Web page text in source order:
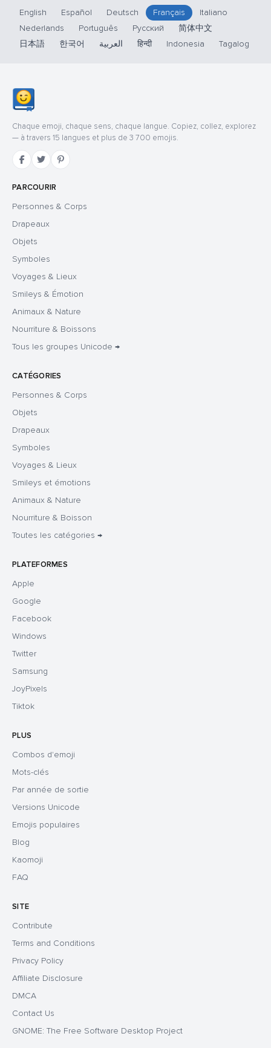
English Español Deutsch Français
Italiano
Nederlands
Português Русский
简体中文
日本語
한국어 العربية हिन्दी Indonesia Tagalog
Chaque emoji, chaque sens, chaque langue. Copiez, collez, explorez
— à travers 15 langues et plus de 3 700 emojis.
PARCOURIR
Personnes & Corps
Drapeaux
Objets
Symboles
Voyages & Lieux
Smileys & Émotion
Animaux & Nature
Nourriture & Boissons
Tous les groupes Unicode →
CATÉGORIES
Personnes & Corps
Objets
Drapeaux
Symboles
Voyages & Lieux
Smileys et émotions
Animaux & Nature
Nourriture & Boisson
Toutes les catégories →
PLATEFORMES
Apple
Google
Facebook
Windows
Twitter
Samsung
JoyPixels
Tiktok
PLUS
Combos d'emoji
Mots-clés
Par année de sortie
Versions Unicode
Emojis populaires
Blog
Kaomoji
FAQ
SITE
Contribute
Terms and Conditions
Privacy Policy
Affiliate Disclosure
DMCA
Contact Us
GNOME: The Free Software Desktop Project